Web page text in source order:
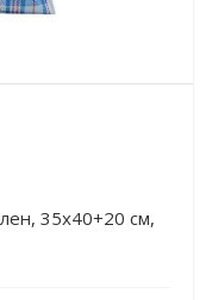
35х40+20 см,